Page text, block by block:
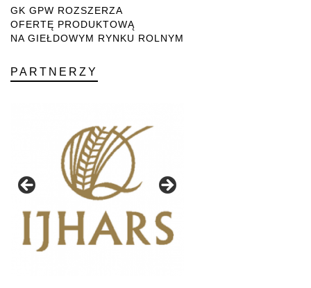
GK GPW ROZSZERZA
OFERTĘ PRODUKTOWĄ
NA GIEŁDOWYM RYNKU ROLNYM
PARTNERZY